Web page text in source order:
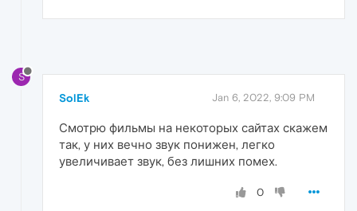
S
SolEk Jan 6, 2022, 9:09 PM
Смотрю фильмы на некоторых сайтах скажем
так, у них вечно звук понижен, легко
увеличивает звук, без лишних помех.
0